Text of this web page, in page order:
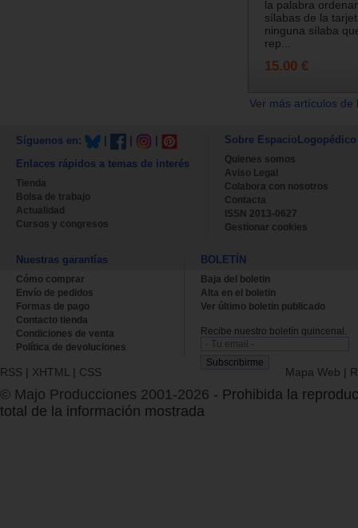
la palabra
sílabas de la
ninguna sílaba
rep...
15.00 €
Ver más artículos
Síguenos en:
Enlaces rápidos a temas de interés
Tienda
Bolsa de trabajo
Actualidad
Cursos y congresos
Sobre EspacioLogopédico
Quienes somos
Aviso Legal
Colabora con nosotros
Contacta
ISSN 2013-0627
Gestionar cookies
Nuestras garantías
Cómo comprar
Envío de pedidos
Formas de pago
Contacto tienda
Condiciones de venta
Política de devoluciones
BOLETÍN
Baja del boletin
Alta en el boletin
Ver último boletin publicado
Recibe nuestro boletín quincenal.
RSS | XHTML | CSS Mapa Web |
© Majo Producciones 2001-2026 - Prohibida la
total de la información mostrada